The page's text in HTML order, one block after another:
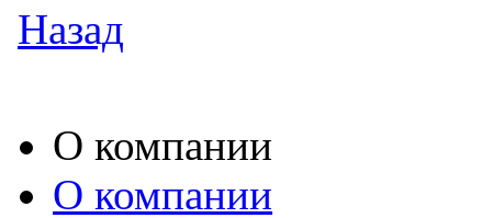
Назад
О компании
О компании